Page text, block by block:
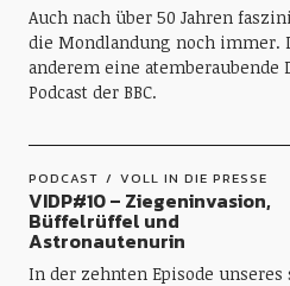
Auch nach über 50 Jahren
die Mondlandung noch immer.
anderem eine
Podcast der BBC.
PODCAST VOLL IN DIE PRESSE
VIDP#10 – Ziegeninvasion,
Büffelrüffel und
Astronautenurin
In der zehnten Episode